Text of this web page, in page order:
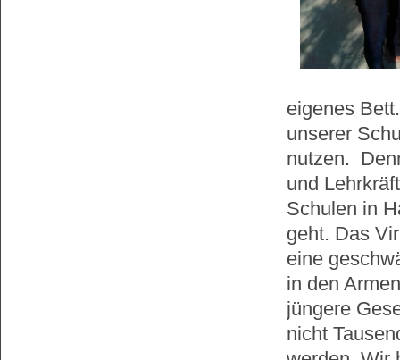
eigenes
unserer
nutzen.
und
Schulen in
geht. Das
eine
in den
jüngere
nicht